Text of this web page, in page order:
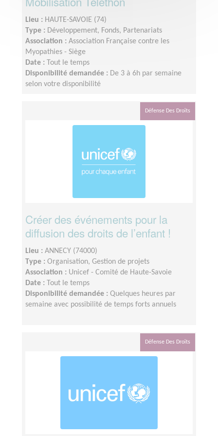
Lieu : HAUTE-SAVOIE (74)
Type : Développement, Fonds, Partenariats
Association : Association Française contre les
Myopathies - Siège
Date :
Tout le temps
Disponibilité demandée : De 3 à 6h par semaine
selon votre disponibilité
Défense Des Droits
Créer des événements pour la
diffusion des droits de l’enfant !
Lieu : ANNECY (74000)
Type : Organisation, Gestion de projets
Association : Unicef - Comité de Haute-Savoie
Date :
Tout le temps
Disponibilité demandée : Quelques heures par
semaine avec possibilité de temps forts annuels
Défense Des Droits